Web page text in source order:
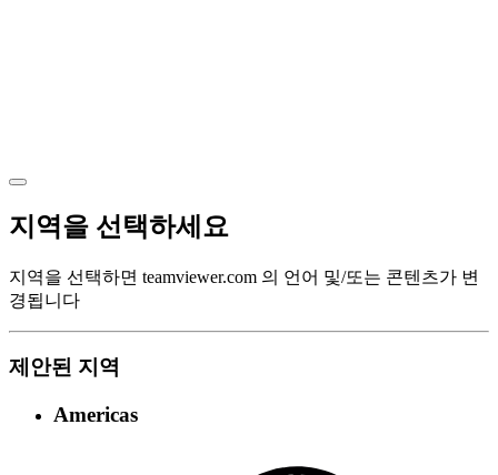
지역을 선택하세요
지역을 선택하면 teamviewer.com 의 언어 및/또는 콘텐츠가 변
경됩니다
제안된 지역
Americas